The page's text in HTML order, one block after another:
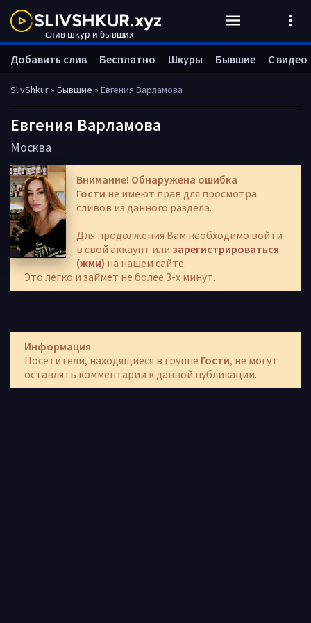
SlivShkur» Бывшие » Евгения Варламова
Евгения Варламова
Москва
Внимание! Обнаружена ошибка
Гости не имеют прав для просмотра
сливов из данного раздела.
Для продолжения Вам необходимо войти
в свой аккаунт или зарегистрироваться
(жми) на нашем сайте.
Это легко и займет не более 3-х минут.
Информация
Посетители, находящиеся в группе Гости, не могут
оставлять комментарии к данной публикации.
Добавить слив Бесплатно Шкуры Бывшие С видео